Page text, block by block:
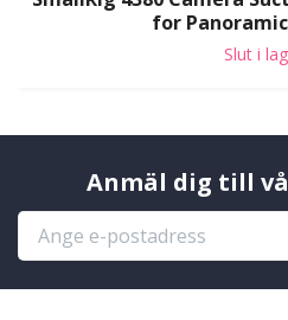
for
Slut i
Anmäl dig till